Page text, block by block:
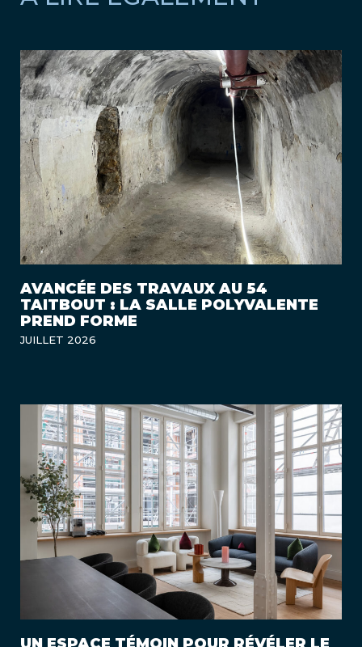
AVANCÉE DES TRAVAUX AU 54
TAITBOUT : LA SALLE POLYVALENTE
PREND FORME
JUILLET 2026